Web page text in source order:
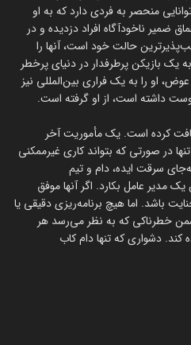
منحصر به فردی دارد که به او
ضمیر ناخودآگاه افراد دزدیده و در
حالت خود است، آنها را
یک بازیکن پرطرفدار در دنیای پرخطر
او را به یک فراری بین‌المللی نیز
داشته است، از او گرفته است.
کرده است. یک مأموریت آخر
در صورتی که بتواند کاری غیرممکنی
سرقت ایده، دام و تیم
مدیر عامل بکارد. اگر آنها موفق
باشد. اما هیچ برنامه‌ریزی دقیقی یا
خطرناکی که به نظر می‌رسد هر
کند. دشواری که تنها دام کاب